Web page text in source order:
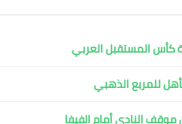
للمربع الذهبي
موقف النادي أمام الفيفا